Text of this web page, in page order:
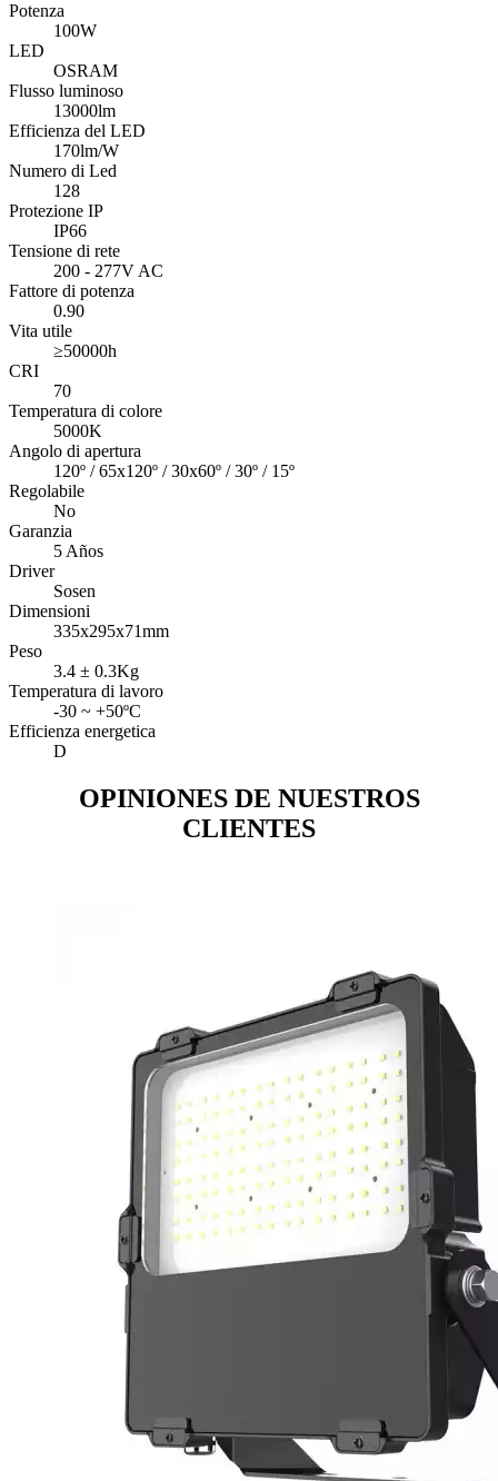
Potenza
100W
LED
OSRAM
Flusso luminoso
13000lm
Efficienza del LED
170lm/W
Numero di Led
128
Protezione IP
IP66
Tensione di rete
200 - 277V AC
Fattore di potenza
0.90
Vita utile
≥50000h
CRI
70
Temperatura di colore
5000K
Angolo di apertura
120º / 65x120º / 30x60º / 30º / 15º
Regolabile
No
Garanzia
5 Años
Driver
Sosen
Dimensioni
335x295x71mm
Peso
3.4 ± 0.3Kg
Temperatura di lavoro
-30 ~ +50ºC
Efficienza energetica
D
OPINIONES DE NUESTROS
CLIENTES